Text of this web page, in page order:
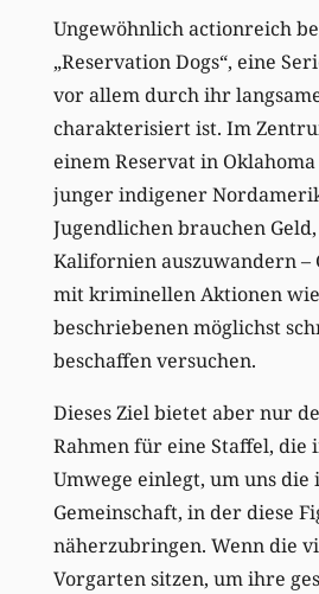
Ungewöhnlich actionreich
„Reservation Dogs“, eine
vor allem durch ihr
charakterisiert ist. Im
einem Reservat in
junger indigener
Jugendlichen brauchen
Kalifornien auszuwandern –
mit kriminellen Aktionen
beschriebenen möglichst
beschaffen versuchen.
Dieses Ziel bietet aber nur
Rahmen für eine Staffel,
Umwege einlegt, um uns die
Gemeinschaft, in der diese
näherzubringen. Wenn die
Vorgarten sitzen, um ihre